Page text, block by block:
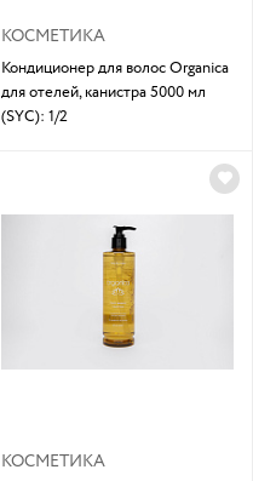
КОСМЕТИКА
Кондиционер для волос Organica
для отелей, канистра 5000 мл
(SYC): 1/2
КОСМЕТИКА